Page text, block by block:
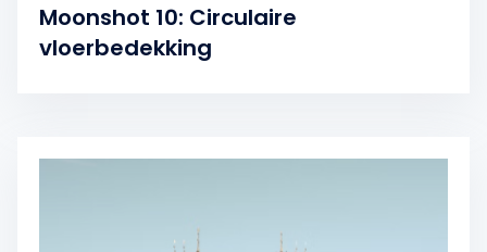
Moonshot 10: Circulaire
vloerbedekking